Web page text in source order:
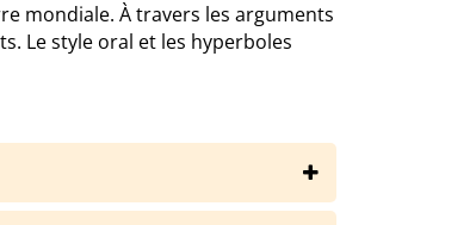
mondiale. À travers les arguments
Le style oral et les hyperboles